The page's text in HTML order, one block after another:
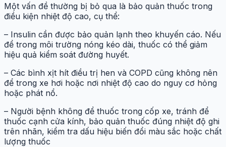
Một vấn đề thường bị bỏ qua là bảo quản thuốc trong
điều kiện nhiệt độ cao, cụ thể:
– Insulin cần được bảo quản lạnh theo khuyến cáo. Nếu
để trong môi trường nóng kéo dài, thuốc có thể giảm
hiệu quả kiểm soát đường huyết.
– Các bình xịt hít điều trị hen và COPD cũng không nên
để trong xe hơi hoặc nơi nhiệt độ cao do nguy cơ hỏng
hoặc phát nổ.
– Người bệnh không để thuốc trong cốp xe, tránh để
thuốc cạnh cửa kính, bảo quản thuốc đúng nhiệt độ ghi
trên nhãn, kiểm tra dấu hiệu biến đổi màu sắc hoặc chất
lượng thuốc